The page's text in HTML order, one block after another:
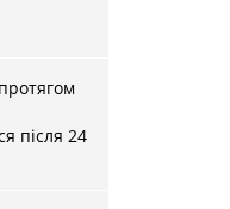
після 24